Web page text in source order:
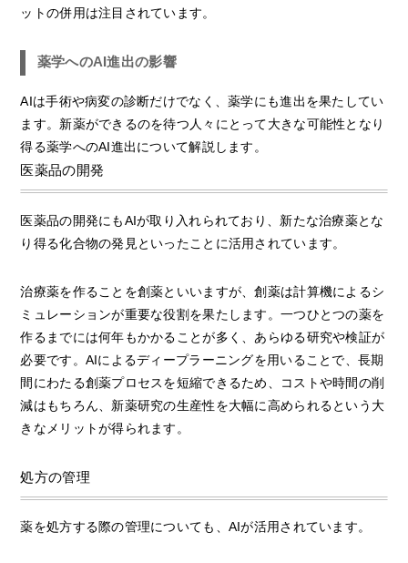
ットの併用は注目されています。
薬学へのAI進出の影響
AIは手術や病変の診断だけでなく、薬学にも進出を果たしてい
ます。新薬ができるのを待つ人々にとって大きな可能性となり
得る薬学へのAI進出について解説します。
医薬品の開発
医薬品の開発にもAIが取り入れられており、新たな治療薬とな
り得る化合物の発見といったことに活用されています。
治療薬を作ることを創薬といいますが、創薬は計算機によるシ
ミュレーションが重要な役割を果たします。一つひとつの薬を
作るまでには何年もかかることが多く、あらゆる研究や検証が
必要です。AIによるディープラーニングを用いることで、長期
間にわたる創薬プロセスを短縮できるため、コストや時間の削
減はもちろん、新薬研究の生産性を大幅に高められるという大
きなメリットが得られます。
処方の管理
薬を処方する際の管理についても、AIが活用されています。